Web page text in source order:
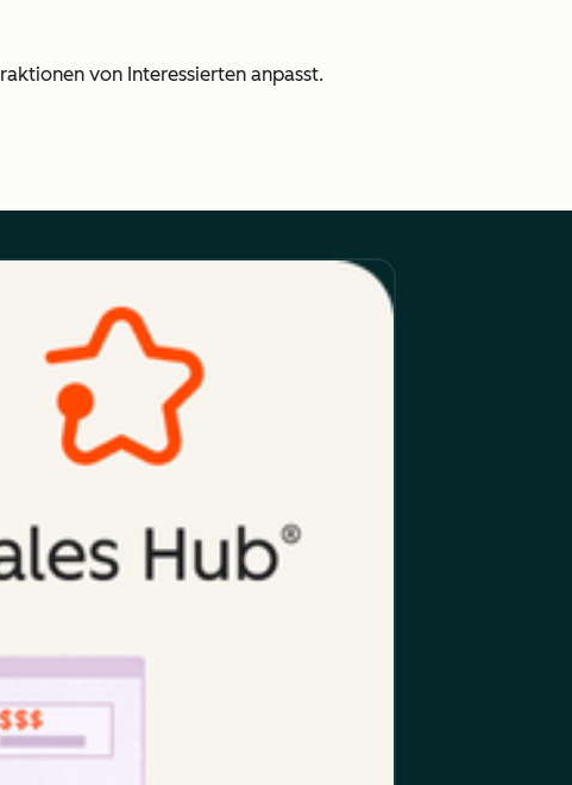
von Interessierten anpasst.